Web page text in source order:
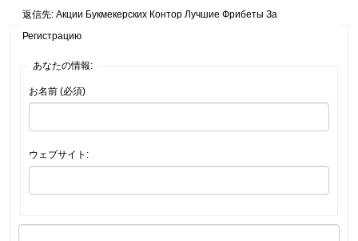
返信先: Акции Букмекерских Контор Лучшие Фрибеты За
Регистрацию
あなたの情報:
お名前 (必須)
ウェブサイト: